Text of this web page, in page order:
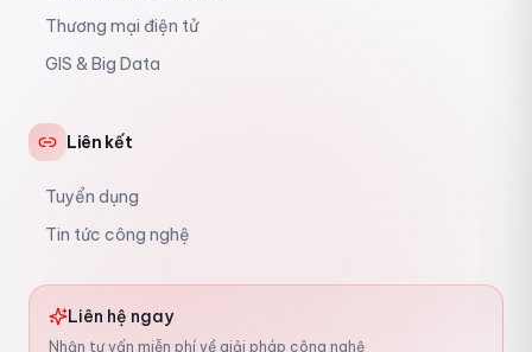
Thương mại điện tử
GIS & Big Data
Liên kết
Tuyển dụng
Tin tức công nghệ
Liên hệ ngay
Nhận tư vấn miễn phí về giải pháp công nghệ